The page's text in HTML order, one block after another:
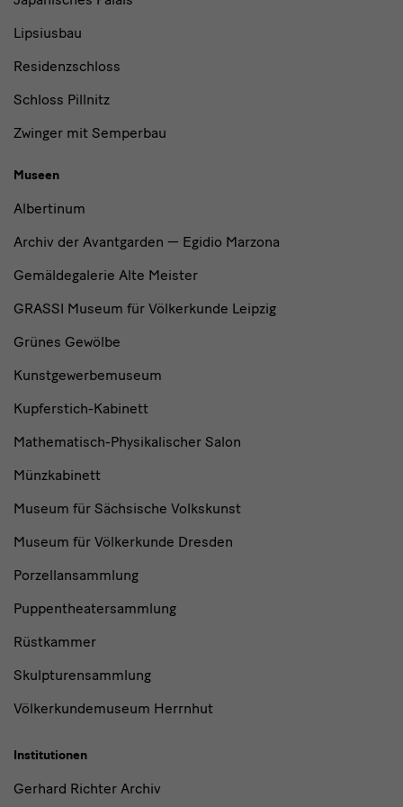
Lipsiusbau
Residenzschloss
Schloss Pillnitz
Zwinger mit Semperbau
Museen
Albertinum
Archiv der Avantgarden — Egidio Marzona
Gemäldegalerie Alte Meister
GRASSI Museum für Völkerkunde Leipzig
Grünes Gewölbe
Kunstgewerbemuseum
Kupferstich-Kabinett
Mathematisch-Physikalischer Salon
Münzkabinett
Museum für Sächsische Volkskunst
Museum für Völkerkunde Dresden
Porzellansammlung
Puppentheatersammlung
Rüstkammer
Skulpturensammlung
Völkerkundemuseum Herrnhut
Institutionen
Gerhard Richter Archiv